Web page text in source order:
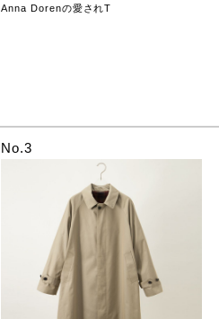
Anna Dorenの愛されT
No.3